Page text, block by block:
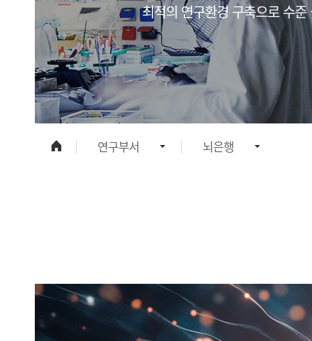
최적의 연구환경 구축으로 수
연구부서
정보광장
뇌은행
임상연구심의위원회